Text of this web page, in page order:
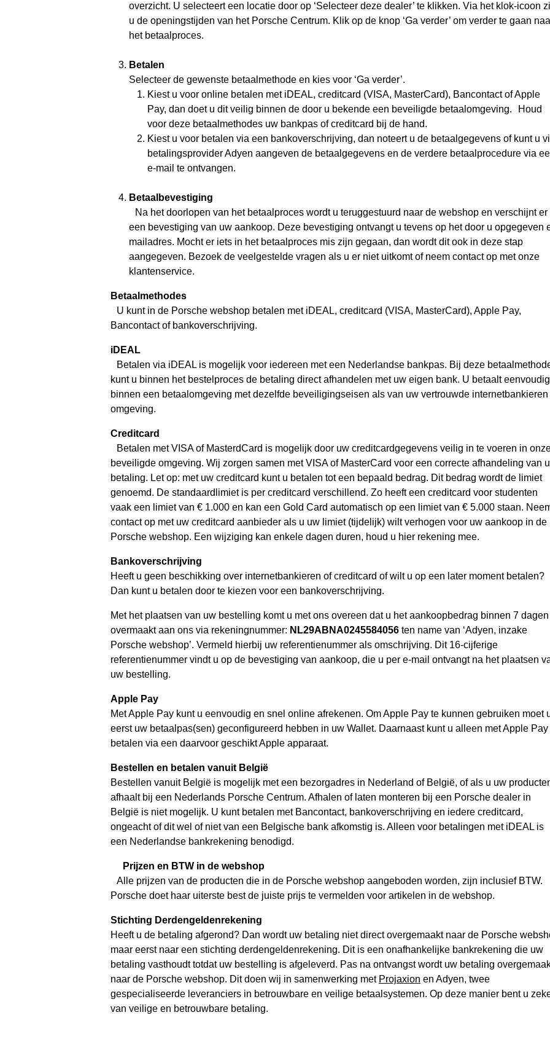
overzicht. U selecteert een locatie door op ‘Selecteer deze dealer’ te klikken. Via het klok-icoon
u de openingstijden van het Porsche Centrum. Klik op de knop ‘Ga verder’ om verder te gaan
het betaalproces.
Betalen
Selecteer de gewenste betaalmethode en kies voor ‘Ga verder’.
Kiest u voor online betalen met iDEAL, creditcard (VISA, MasterCard), Bancontact of Apple
Pay, dan doet u dit veilig binnen de door u bekende een beveiligde betaalomgeving. Houd
voor deze betaalmethodes uw bankpas of creditcard bij de hand.
Kiest u voor betalen via een bankoverschrijving, dan noteert u de betaalgegevens of kunt u
betalingsprovider Adyen aangeven de betaalgegevens en de verdere betaalprocedure via
e-mail te ontvangen.
Betaalbevestiging
Na het doorlopen van het betaalproces wordt u teruggestuurd naar de webshop en verschijnt er
een bevestiging van uw aankoop. Deze bevestiging ontvangt u tevens op het door u opgegeven
mailadres. Mocht er iets in het betaalproces mis zijn gegaan, dan wordt dit ook in deze stap
aangegeven. Bezoek de veelgestelde vragen als u er niet uitkomt of neem contact op met onze
klantenservice.
Betaalmethodes
U kunt in de Porsche webshop betalen met iDEAL, creditcard (VISA, MasterCard), Apple Pay,
Bancontact of bankoverschrijving.
iDEAL
Betalen via iDEAL is mogelijk voor iedereen met een Nederlandse bankpas. Bij deze
kunt u binnen het bestelproces de betaling direct afhandelen met uw eigen bank. U betaalt eenvoudig
binnen een betaalomgeving met dezelfde beveiligingseisen als van uw vertrouwde internetbankieren
omgeving.
Creditcard
Betalen met VISA of MasterdCard is mogelijk door uw creditcardgegevens veilig in te voeren in
beveiligde omgeving. Wij zorgen samen met VISA of MasterCard voor een correcte afhandeling van
betaling. Let op: met uw creditcard kunt u betalen tot een bepaald bedrag. Dit bedrag wordt de limiet
genoemd. De standaardlimiet is per creditcard verschillend. Zo heeft een creditcard voor studenten
vaak een limiet van € 1.000 en kan een Gold Card automatisch op een limiet van € 5.000 staan.
contact op met uw creditcard aanbieder als u uw limiet (tijdelijk) wilt verhogen voor uw aankoop in de
Porsche webshop. Een wijziging kan enkele dagen duren, houd u hier rekening mee.
Bankoverschrijving
Heeft u geen beschikking over internetbankieren of creditcard of wilt u op een later moment betalen?
Dan kunt u betalen door te kiezen voor een bankoverschrijving.
Met het plaatsen van uw bestelling komt u met ons overeen dat u het aankoopbedrag binnen 7 dagen
overmaakt aan ons via rekeningnummer: NL29ABNA0245584056 ten name van ‘Adyen, inzake
Porsche webshop’. Vermeld hierbij uw referentienummer als omschrijving. Dit 16-cijferige
referentienummer vindt u op de bevestiging van aankoop, die u per e-mail ontvangt na het plaatsen
uw bestelling.
Apple Pay
Met Apple Pay kunt u eenvoudig en snel online afrekenen. Om Apple Pay te kunnen gebruiken moet
eerst uw betaalpas(sen) geconfigureerd hebben in uw Wallet. Daarnaast kunt u alleen met Apple Pay
betalen via een daarvoor geschikt Apple apparaat.
Bestellen en betalen vanuit België
Bestellen vanuit België is mogelijk met een bezorgadres in Nederland of België, of als u uw
afhaalt bij een Nederlands Porsche Centrum. Afhalen of laten monteren bij een Porsche dealer in
België is niet mogelijk. U kunt betalen met Bancontact, bankoverschrijving en iedere creditcard,
ongeacht of dit wel of niet van een Belgische bank afkomstig is. Alleen voor betalingen met iDEAL is
een Nederlandse bankrekening benodigd​.
Prijzen en BTW in de webshop
Alle prijzen van de producten die in de Porsche webshop aangeboden worden, zijn inclusief BTW.
Porsche doet haar uiterste best de juiste prijs te vermelden voor artikelen in de webshop.
Stichting Derdengeldenrekening
Heeft u de betaling afgerond? Dan wordt uw betaling niet direct overgemaakt naar de Porsche
maar eerst naar een stichting derdengeldenrekening. Dit is een onafhankelijke bankrekening die uw
betaling vasthoudt totdat uw bestelling is afgeleverd. Pas na ontvangst wordt uw betaling
naar de Porsche webshop. Dit doen wij in samenwerking met Projaxion en Adyen, twee
gespecialiseerde leveranciers in betrouwbare en veilige betaalsystemen. Op deze manier bent u
van veilige en betrouwbare betaling.